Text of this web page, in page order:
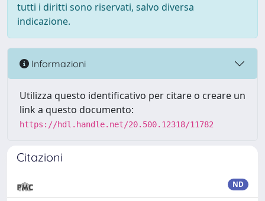
tutti i diritti sono riservati, salvo diversa
indicazione.
Informazioni
Utilizza questo identificativo per citare o creare un
link a questo documento:
https://hdl.handle.net/20.500.12318/11782
Citazioni
ND